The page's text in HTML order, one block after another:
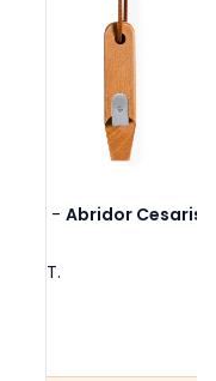
- Abridor Cesaris
S/T.